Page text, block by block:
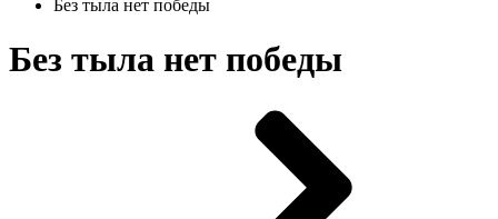
Без тыла нет победы
Без тыла нет победы